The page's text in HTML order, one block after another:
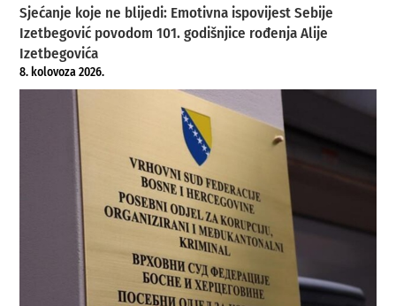
Sjećanje koje ne blijedi: Emotivna ispovijest Sebije
Izetbegović povodom 101. godišnjice rođenja Alije
Izetbegovića
8. kolovoza 2026.